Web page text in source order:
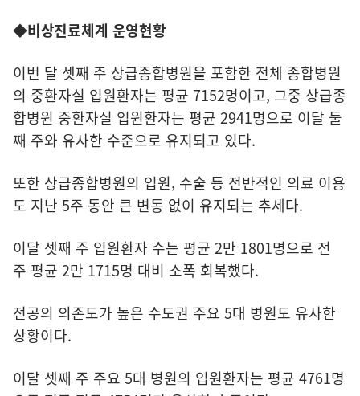
◆비상진료체계 운영현황
이번 달 셋째 주 상급종합병원을 포함한 전체 종합병원
의 중환자실 입원환자는 평균 7152명이고, 그중 상급종
합병원 중환자실 입원환자는 평균 2941명으로 이달 둘
째 주와 유사한 수준으로 유지되고 있다.
또한 상급종합병원의 입원, 수술 등 전반적인 의료 이용
도 지난 5주 동안 큰 변동 없이 유지되는 추세다.
이달 셋째 주 입원환자 수는 평균 2만 1801명으로 전
주 평균 2만 1715명 대비 소폭 회복했다.
전공의 의존도가 높은 수도권 주요 5대 병원도 유사한
상황이다.
이달 셋째 주 주요 5대 병원의 입원환자는 평균 4761명